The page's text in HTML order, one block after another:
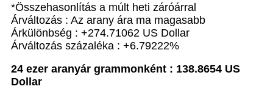
*Összehasonlítás a múlt heti záróárral
Árváltozás : Az arany ára ma magasabb
Árkülönbség : +274.71062 US Dollar
Árváltozás százaléka : +6.79222%
24 ezer aranyár grammonként : 138.8654 US
Dollar